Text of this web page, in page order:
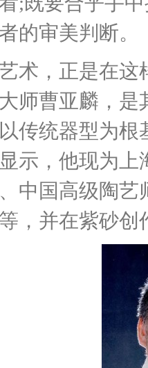
的审美判断。
，正是在这
师曹亚麟，
传统器型为
示，他现为
中国高级陶
，并在紫砂